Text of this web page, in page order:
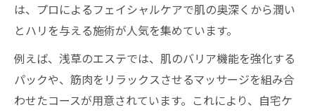
は、プロによるフェイシャルケアで肌の奥深くから潤い
とハリを与える施術が人気を集めています。
例えば、浅草のエステでは、肌のバリア機能を強化する
パックや、筋肉をリラックスさせるマッサージを組み合
わせたコースが用意されています。これにより、自宅ケ